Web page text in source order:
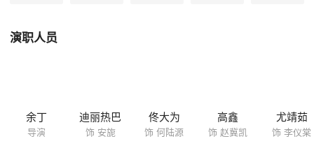
演职人员
余丁
导演
迪丽热巴
饰 安旎
佟大为
饰 何陆源
高鑫
饰 赵冀凯
尤靖茹
饰 李仪棠